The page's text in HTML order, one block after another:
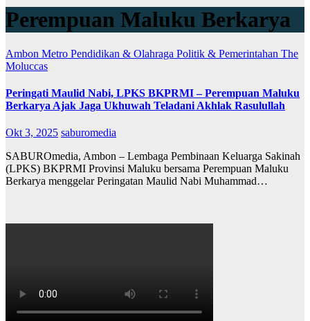
Perempuan Maluku Berkarya
Ambon Metro Pendidikan & Olahraga Politik & Pemerintahan The
Moluccas
Peringati Maulid Nabi, LPKS BKPRMI – Perempuan Maluku
Berkarya Ajak Jaga Ukhuwah Teladani Akhlak Rasulullah
Okt 3, 2025 saburomedia
SABUROmedia, Ambon – Lembaga Pembinaan Keluarga Sakinah
(LPKS) BKPRMI Provinsi Maluku bersama Perempuan Maluku
Berkarya menggelar Peringatan Maulid Nabi Muhammad…